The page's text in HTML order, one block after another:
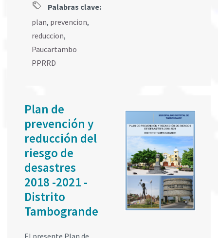
Palabras clave:
plan, prevencion,
reduccion,
Paucartambo
PPRRD
Plan de
prevención y
reducción del
riesgo de
desastres
2018 -2021 -
Distrito
Tambogrande